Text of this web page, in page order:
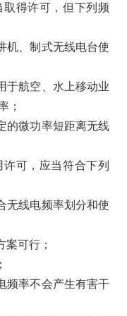
得许可，但下列频
机、制式无线电台使
于航空、水上移动业
；
的微功率短距离无线
可，应当符合下列
无线电频率划分和使
案可行；
频率不会产生有害干